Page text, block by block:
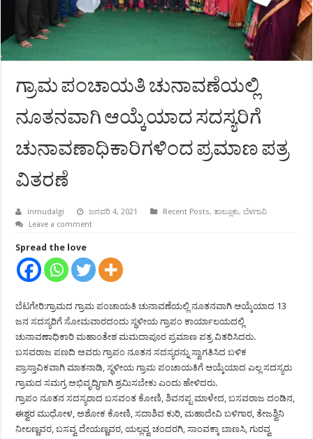
ಗ್ರಾಮ ಪಂಚಾಯತಿ ಚುನಾವಣೆಯಲ್ಲಿ
ನೂತನವಾಗಿ ಆಯ್ಕೆಯಾದ ಸದಸ್ಯರಿಗೆ
ಚುನಾವಣಾಧಿಕಾರಿಗಳಿಂದ ಪ್ರಮಾಣ ಪತ್ರ
ವಿತರಣೆ
inmudalgi ಜನವರಿ 4, 2021 Recent Posts,ತಾಲ್ಲೂಕು,ಬೆಳಗಾವಿ
Leave a comment
Spread the love
ಬೆಟಗೇರಿ:ಗ್ರಾಮದ ಗ್ರಾಮ ಪಂಚಾಯತಿ ಚುನಾವಣೆಯಲ್ಲಿ ನೂತನವಾಗಿ ಆಯ್ಕೆಯಾದ 13
ಜನ ಸದಸ್ಯರಿಗೆ ಸೋಮವಾರದಂದು ಸ್ಥಳೀಯ ಗ್ರಾಪಂ ಕಾರ್ಯಾಲಯದಲ್ಲಿ
ಚುನಾವಣಾಧಿಕಾರಿ ಮಹಾಂತೇಶ ಮಮದಾಪೂರ ಪ್ರಮಾಣ ಪತ್ರ ವಿತರಿಸಿದರು.
ಬಸವರಾಜ ಪಣದಿ ಅವರು ಗ್ರಾಪಂ ನೂತನ ಸದಸ್ಯರನ್ನು ಸ್ವಾಗತಿಸಿದ ಬಳಿಕ
ಪ್ರಾಸ್ತಾವಿಕವಾಗಿ ಮಾತನಾಡಿ, ಸ್ಥಳೀಯ ಗ್ರಾಮ ಪಂಚಾಯತಿಗೆ ಆಯ್ಕೆಯಾದ ಎಲ್ಲ ಸದಸ್ಯರು
ಗ್ರಾಮದ ಸಮಗ್ರ ಅಭಿವೃದ್ಧಿಗಾಗಿ ಶ್ರಮಿಸಬೇಕು ಎಂದು ಹೇಳಿದರು.
ಗ್ರಾಪಂ ನೂತನ ಸದಸ್ಯರಾದ ಬಸವಂತ ಕೋಣಿ, ಶಿವನಪ್ಪ ಮಾಳೇದ, ಬಸವರಾಜ ದಂಡಿನ,
ಈಶ್ವರ ಮುಧೋಳ, ಅಶೋಕ ಕೋಣಿ, ಸದಾಶಿವ ಕುರಿ, ಮಹಾದೇವಿ ಬಳಿಗಾರ, ತೇಜಶ್ವಿನಿ
ನೀಲಣ್ಣವರ, ಬಸವ್ವ ದೇಯಣ್ಣವರ, ಯಲ್ಲವ್ವ ಚಂದರಗಿ, ಸಾಂವಕ್ಕಾ ಬಾಣಸಿ, ಗುರವ್ವ